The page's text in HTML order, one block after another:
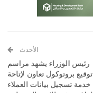
الأحدث
رئيس الوزراء يشهد مراسم
توقيع بروتوكول تعاون لإتاحة
خدمة تسجيل بيانات العملاء